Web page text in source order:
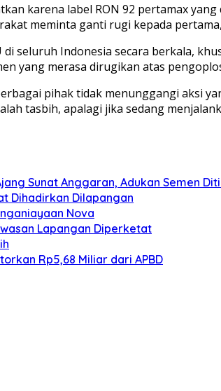
karena label RON 92 pertamax
meminta ganti rugi kepada
seluruh Indonesia secara berkala,
yang merasa dirugikan atas
pihak tidak menunggangi aksi
tasbih, apalagi jika sedang
Sunat Anggaran, Adukan Semen
Dihadirkan Dilapangan
Nova
Lapangan Diperketat
Rp5,68 Miliar dari APBD